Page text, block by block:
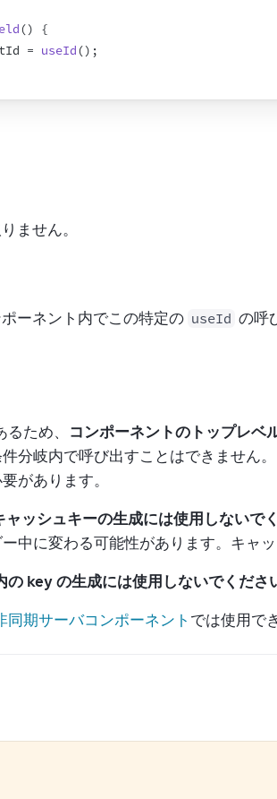
()
{
= useId() ;
ません。
ーネント内でこの特定の useId の呼
ため、 コンポーネントのトップレベ
分岐内で呼び出すことはできません
があります。
ャッシュキーの生成には使用しないで
中に変わる可能性があります。キャ
の key の生成には使用しないでくださ
同期サーバコンポーネント では使用で